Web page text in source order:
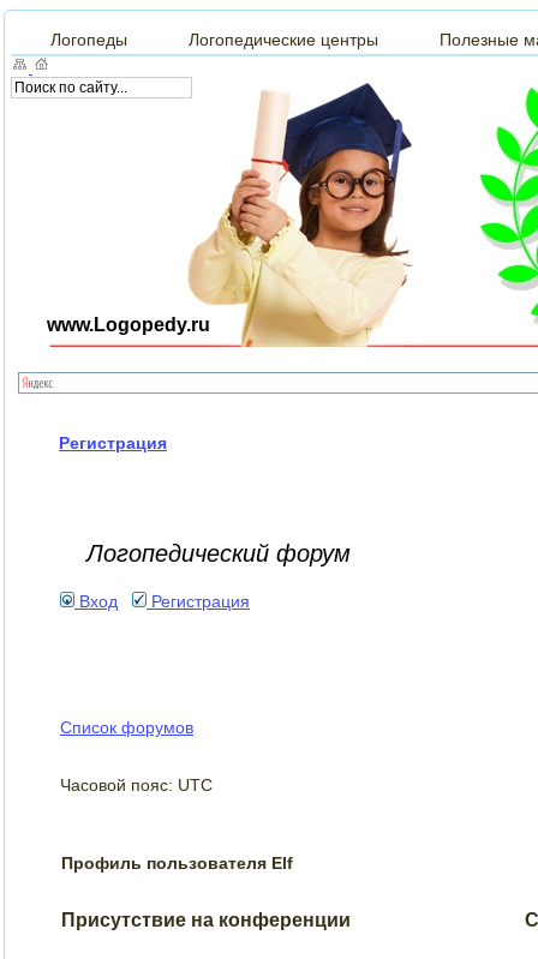
Логопеды Логопедические центры Полезные
www.Logopedy.ru
Регистрация
Логопедический форум
Вход Регистрация
Список форумов
Часовой пояс: UTC
Профиль пользователя Elf
Присутствие на конференции